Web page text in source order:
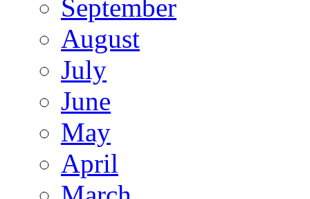
September
August
July
June
May
April